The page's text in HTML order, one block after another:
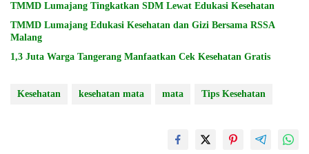
TMMD Lumajang Tingkatkan SDM Lewat Edukasi Kesehatan
TMMD Lumajang Edukasi Kesehatan dan Gizi Bersama RSSA
Malang
1,3 Juta Warga Tangerang Manfaatkan Cek Kesehatan Gratis
Kesehatan kesehatan mata mata Tips Kesehatan